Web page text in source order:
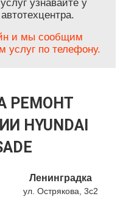
узнавайте у
и мы сообщим
услуг по телефону.
РЕМОНТ
HYUNDAI
Ленинградка
ул. Острякова, 3с2